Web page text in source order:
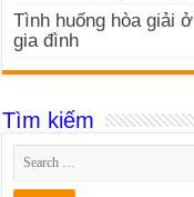
Tình huống hòa giải
gia đình
Tìm kiếm